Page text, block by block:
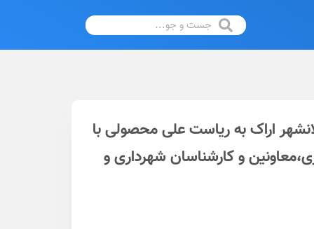
اسلامی کلانشهر اراک به ریاست علی محصولی با
و کارشناسان شهرداری و